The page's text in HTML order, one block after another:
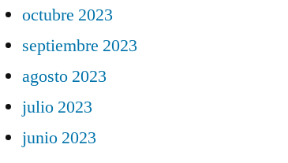
octubre 2023
septiembre 2023
agosto 2023
julio 2023
junio 2023